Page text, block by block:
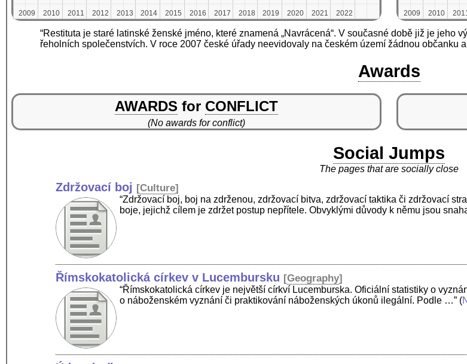
2009
2009 2010
2010 2011
2011 2012
2012 2013
2013 2014
2014 2015
2015 2016
2016 2017
2017 2018
2018 2019
2019 2020
2020 2021
2021 2022
2022 2009
2009 2010
2010 2011
2011
“Restituta je staré latinské ženské jméno, které znamená „Navrácená“. V současné době již je jeho
řeholních společenstvích. V roce 2007 české úřady neevidovaly na českém území žádnou občanku
Awards
AWARDS for CONFLICT
(No awards for conflict)
Social Jumps
The pages that are socially close
Zdržovací boj [Culture]
“Zdržovací boj, boj na zdrženou, zdržovací bitva, zdržovací taktika či zdržovací
boje, jejichž cílem je zdržet postup nepřítele. Obvyklými důvody k němu jsou
Římskokatolická církev v Lucembursku [Geography]
“Římskokatolická církev je největší církví Lucemburska. Oficiální statistiky o
o náboženském vyznání či praktikování náboženských úkonů ilegální. Podle …” (